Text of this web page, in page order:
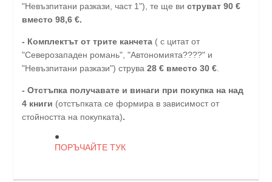
"Невъзпитани разкази, част 1"), те ще ви струват 90 €
вместо 98,6 €.
- Комплектът от трите канчета ( с цитат от
"Северозападен романь", "Автономията????" и
"Невъзпитани разкази") струва 28 € вместо 30 €
- Отстъпка получавате и винаги при покупка на над
4 книги (отстъпката се формира в зависимост от
стойността на покупката).
ПОРЪЧАЙТЕ ТУК